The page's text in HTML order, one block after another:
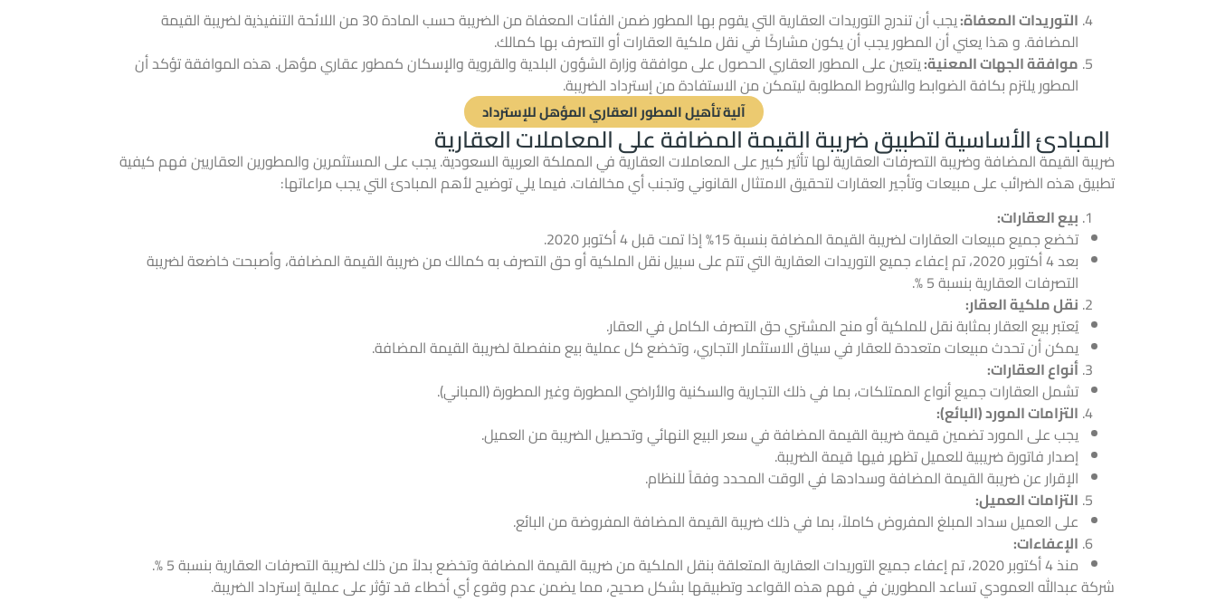
التوريدات المعفاة:
يجب أن تندرج التوريدات العقارية التي يقوم بها المطور ضمن الفئات المعفاة من الضريبة حسب المادة 30 من اللائحة التنفيذية لضريبة القيمة
المضافة. و هذا يعني أن المطور يجب أن يكون مشاركًا في نقل ملكية العقارات أو التصرف بها كمالك.
موافقة الجهات المعنية:يتعين على المطور العقاري الحصول على موافقة وزارة الشؤون البلدية والقروية والإسكان كمطور عقاري مؤهل. هذه الموافقة تؤكد أن
المطور يلتزم بكافة الضوابط والشروط المطلوبة ليتمكن من الاستفادة من إسترداد الضريبة.
آلية تأهيل المطور العقاري المؤهل للإسترداد
المبادئ الأساسية لتطبيق ضريبة القيمة المضافة على المعاملات العقارية
ضريبة القيمة المضافة وضريبة التصرفات العقارية لها تأثير كبير على المعاملات العقارية في المملكة العربية السعودية. يجب على المستثمرين والمطورين العقاريين فهم كيفية
تطبيق هذه الضرائب على مبيعات وتأجير العقارات لتحقيق الامتثال القانوني وتجنب أي مخالفات. فيما يلي توضيح لأهم المبادئ التي يجب مراعاتها:
بيع العقارات:
تخضع جميع مبيعات العقارات لضريبة القيمة المضافة بنسبة 15% إذا تمت قبل 4 أكتوبر 2020.
بعد 4 أكتوبر 2020، تم إعفاء جميع التوريدات العقارية التي تتم على سبيل نقل الملكية أو حق التصرف به كمالك من ضريبة القيمة المضافة، وأصبحت خاضعة لضريبة
التصرفات العقارية بنسبة 5 %.
نقل ملكية العقار:
يُعتبر بيع العقار بمثابة نقل للملكية أو منح المشتري حق التصرف الكامل في العقار.
يمكن أن تحدث مبيعات متعددة للعقار في سياق الاستثمار التجاري، وتخضع كل عملية بيع منفصلة لضريبة القيمة المضافة.
أنواع العقارات:
تشمل العقارات جميع أنواع الممتلكات، بما في ذلك التجارية والسكنية والأراضي المطورة وغير المطورة (المباني).
التزامات المورد (البائع):
يجب على المورد تضمين قيمة ضريبة القيمة المضافة في سعر البيع النهائي وتحصيل الضريبة من العميل.
إصدار فاتورة ضريبية للعميل تظهر فيها قيمة الضريبة.
الإقرار عن ضريبة القيمة المضافة وسدادها في الوقت المحدد وفقاً للنظام.
التزامات العميل:
على العميل سداد المبلغ المفروض كاملاً، بما في ذلك ضريبة القيمة المضافة المفروضة من البائع.
الإعفاءات:
منذ 4 أكتوبر 2020، تم إعفاء جميع التوريدات العقارية المتعلقة بنقل الملكية من ضريبة القيمة المضافة وتخضع بدلاً من ذلك لضريبة التصرفات العقارية بنسبة 5 %.
شركة عبدالله العمودي تساعد المطورين في فهم هذه القواعد وتطبيقها بشكل صحيح، مما يضمن عدم وقوع أي أخطاء قد تؤثر على عملية إسترداد الضريبة.